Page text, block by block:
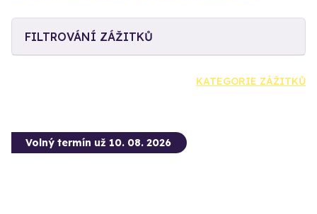
FILTROVÁNÍ ZÁŽITKŮ
KATEGORIE ZÁŽITKŮ
Volný termín už 10. 08. 2026